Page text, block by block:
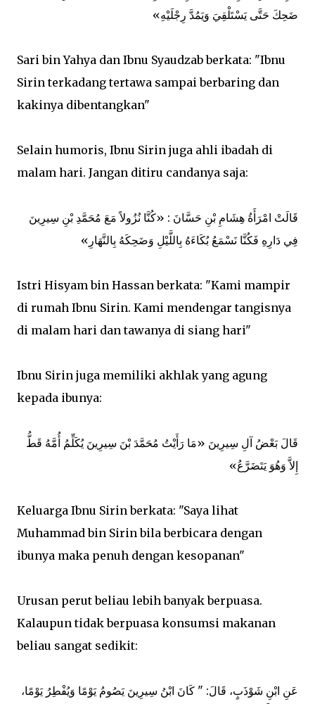
ﺿَﺤِﻚَ ﺣَﺘَّﻰ ﻳَﺴْﺘَﻠْﻘِﻲَ ﻭَﻳَﻤُﺪَّ ﺭِﺟْﻠَﻴْﻪِ»
Sari bin Yahya dan Ibnu Syaudzab berkata: "Ibnu
Sirin terkadang tertawa sampai berbaring dan
kakinya dibentangkan"
Selain humoris, Ibnu Sirin juga ahli ibadah di
malam hari. Jangan ditiru candanya saja:
ﻗَﺎﻟَﺖْ اﻣْﺮَﺃَﺓُ ﻫِﺸَﺎﻡِ ﺑْﻦِ ﺣَﺴَّﺎﻥَ : «ﻛُﻨَّﺎ ﻧُﺰُﻭﻻً ﻣَﻊَ ﻣُﺤَﻤَّﺪِ ﺑْﻦِ ﺳِﻴﺮِﻳﻦَ
ﻓِﻲ ﺩَاﺭِﻩِ ﻓَﻜُﻨَّﺎ ﻧَﺴْﻤَﻊُ ﺑُﻜَﺎءَﻩُ ﺑِﺎﻟﻠَّﻴْﻞِ ﻭَﺿَﺤِﻜَﻪُ ﺑِﺎﻟﻨَّﻬَﺎﺭِ»
Istri Hisyam bin Hassan berkata: "Kami mampir
di rumah Ibnu Sirin. Kami mendengar tangisnya
di malam hari dan tawanya di siang hari"
Ibnu Sirin juga memiliki akhlak yang agung
kepada ibunya:
ﻗَﺎﻝَ ﺑَﻌْﺾُ ﺁﻝِ ﺳِﻴﺮِﻳﻦَ «ﻣَﺎ ﺭَﺃَﻳْﺖُ ﻣُﺤَﻤَّﺪَ ﺑْﻦَ ﺳِﻴﺮِﻳﻦَ ﻳُﻜَﻠِّﻢُ ﺃُﻣَّﻪُ ﻗَﻂُّ
ﺇِﻻَّ ﻭَﻫُﻮَ ﻳَﺘَﻀَﺮَّﻉُ»
Keluarga Ibnu Sirin berkata: "Saya lihat
Muhammad bin Sirin bila berbicara dengan
ibunya maka penuh dengan kesopanan"
Urusan perut beliau lebih banyak berpuasa.
Kalaupun tidak berpuasa konsumsi makanan
beliau sangat sedikit:
ﻋَﻦِ اﺑْﻦِ ﺷَﻮْﺫَﺏٍ، ﻗَﺎﻝَ: " ﻛَﺎﻥَ اﺑْﻦُ ﺳِﻴﺮِﻳﻦَ ﻳَﺼُﻮﻡُ ﻳَﻮْﻣًﺎ ﻭَﻳُﻔْﻄِﺮُ ﻳَﻮْﻣًﺎ،